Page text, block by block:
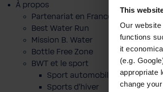
This
Our
functions
it
(e.g.
appropriate
change
À propos
Partenariat en France
Best Water Run
Mission B. Water
Bottle Free Zone
BWT et le sport
Sport automobile
Sports d'hiver